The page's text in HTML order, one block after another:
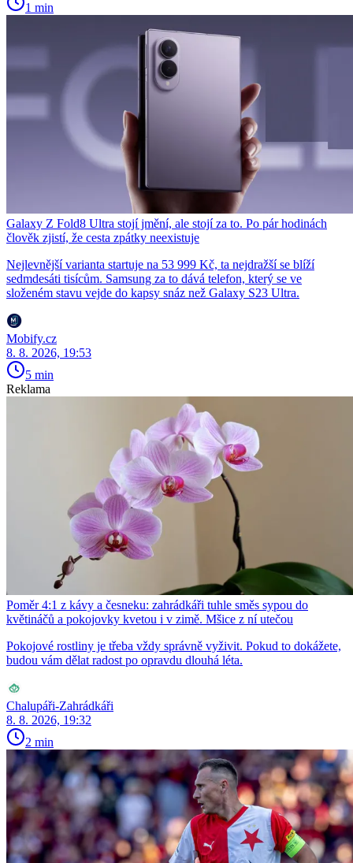
1 min
Galaxy Z Fold8 Ultra stojí jmění, ale stojí za to. Po pár hodinách
člověk zjistí, že cesta zpátky neexistuje
Nejlevnější varianta startuje na 53 999 Kč, ta nejdražší se blíží
sedmdesáti tisícům. Samsung za to dává telefon, který se ve
složeném stavu vejde do kapsy snáz než Galaxy S23 Ultra.
Mobify.cz
8. 8. 2026, 19:53
5 min
Reklama
Poměr 4:1 z kávy a česneku: zahrádkáři tuhle směs sypou do
květináčů a pokojovky kvetou i v zimě. Mšice z ní utečou
Pokojové rostliny je třeba vždy správně vyživit. Pokud to dokážete,
budou vám dělat radost po opravdu dlouhá léta.
Chalupáři-Zahrádkáři
8. 8. 2026, 19:32
2 min